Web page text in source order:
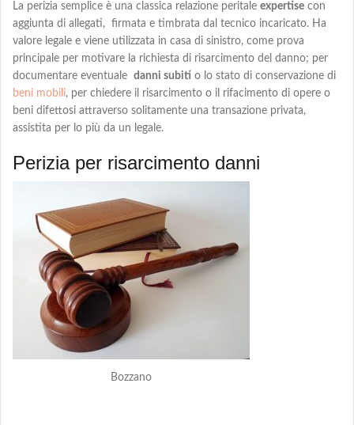
La perizia semplice è una classica relazione peritale expertise con
aggiunta di allegati, firmata e timbrata dal tecnico incaricato. Ha
valore legale e viene utilizzata in casa di sinistro, come prova
principale per motivare la richiesta di risarcimento del danno; per
documentare eventuale danni subiti o lo stato di conservazione di
beni mobili, per chiedere il risarcimento o il rifacimento di opere o
beni difettosi attraverso solitamente una transazione privata,
assistita per lo più da un legale.
Perizia per risarcimento danni
Bozzano